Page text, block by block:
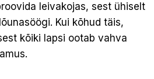
leivakojas, sest ühiselt
Kui kõhud täis,
kõiki lapsi ootab vahva